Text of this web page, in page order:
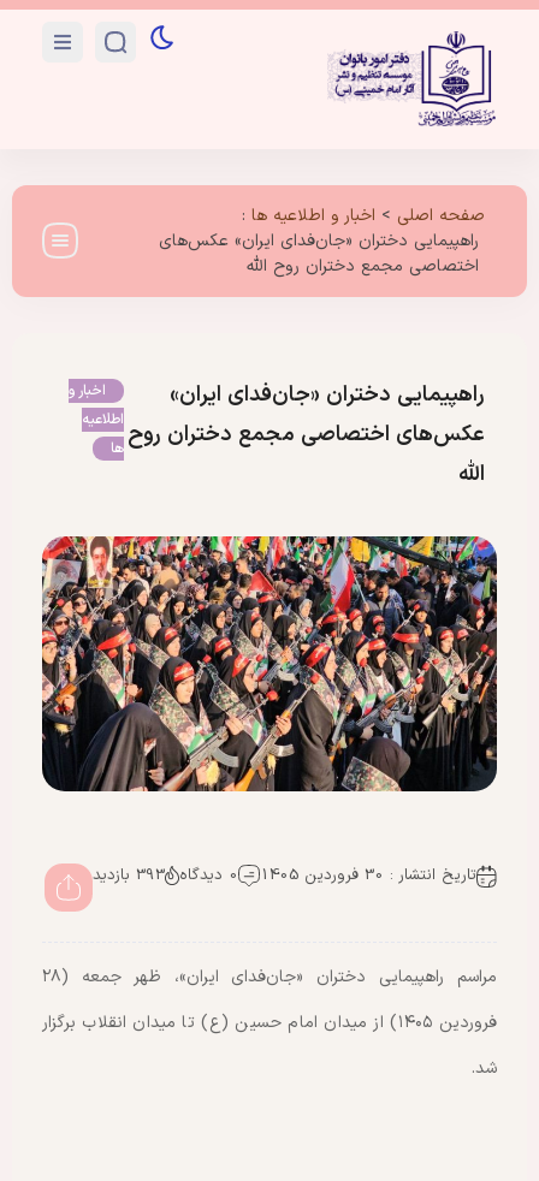
صفحه اصلی > اخبار و اطلاعیه ها :
راهپیمایی دختران «جان‌فدای ایران» عکس‌های
اختصاصی مجمع دختران روح الله
راهپیمایی دختران «جان‌فدای ایران»
عکس‌های اختصاصی مجمع دختران روح
الله
اخبار و
اطلاعیه
ها
تاریخ انتشار : 30 فروردین 1405 0 دیدگاه 393 بازدید
مراسم راهپیمایی دختران «جان‌فدای ایران»، ظهر جمعه (۲۸
فروردین ۱۴۰۵) از میدان امام حسین (ع) تا میدان انقلاب برگزار
شد.